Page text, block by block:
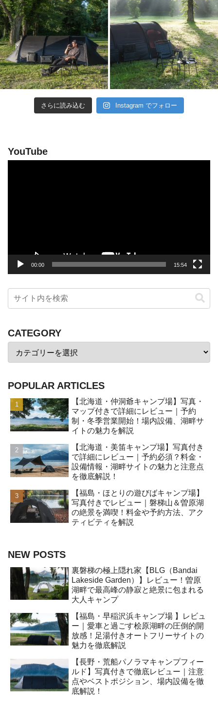
さらに読み込む Instagram でフォロー
YouTube
00:00 15:54
CATEGORY
POPULAR ARTICLES
【北海道・仲洞爺キャンプ場】写真・
マップ付きで詳細にレビュー｜予約
制・冬季営業開始！場内設備、湖畔サ
イトの魅力を解説
【北海道・美笛キャンプ場】写真付き
で詳細にレビュー｜予約必須？料金・
設備情報・湖畔サイトの魅力と注意点
を徹底解説！
【福島・ほとりの遊びばキャンプ場】
写真付きでレビュー｜磐梯山＆曽原湖
の絶景を満喫！料金や予約方法、アク
ティビティを解説
NEW POSTS
裏磐梯の極上隠れ家【BLG（Bandai
Lakeside Garden）】レビュー！曽原
湖畔で最高峰の静寂と絶景に包まれる
大人キャンプ
【福島・早稲沢浜キャンプ場 】レビュ
ー｜愛車と過ごす桧原湖畔の圧倒的開
放感！足湯付きオートフリーサイトの
魅力を徹底解説
【長野・荒船パノラマキャンプフィー
ルド】写真付きで徹底レビュー｜注意
点やベストポジション、場内設備を徹
底解説！